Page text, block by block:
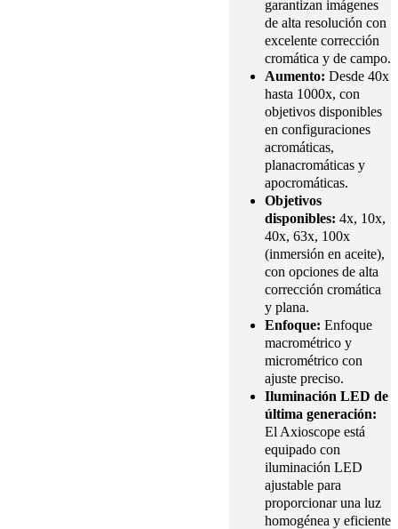
garantizan imágenes
de alta resolución con
excelente corrección
cromática y de campo.
Aumento: Desde 40x
hasta 1000x, con
objetivos disponibles
en configuraciones
acromáticas,
planacromáticas y
apocromáticas.
Objetivos
disponibles: 4x, 10x,
40x, 63x, 100x
(inmersión en aceite),
con opciones de alta
corrección cromática
y plana.
Enfoque: Enfoque
macrométrico y
micrométrico con
ajuste preciso.
Iluminación LED de
última generación:
El Axioscope está
equipado con
iluminación LED
ajustable para
proporcionar una luz
homogénea y eficiente